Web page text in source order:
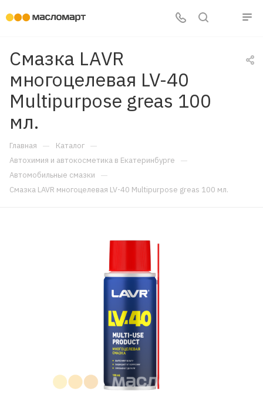
Смазка LAVR
многоцелевая LV-40
Multipurpose greas 100
мл.
Главная — Каталог —
Автохимия и автокосметика в Екатеринбурге —
Автомобильные смазки —
Смазка LAVR многоцелевая LV-40 Multipurpose greas 100 мл.